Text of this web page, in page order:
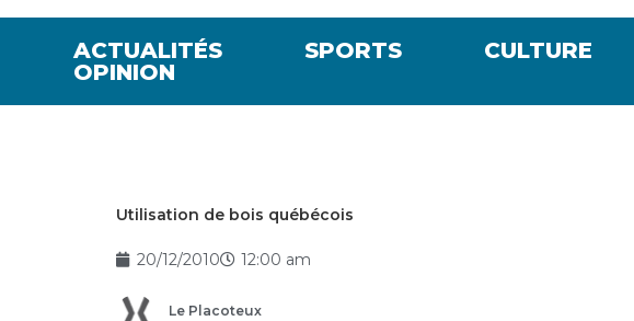
ACTUALITÉS SPORTS CULTURE
OPINION
Utilisation de bois québécois
20/12/2010 12:00 am
Le Placoteux